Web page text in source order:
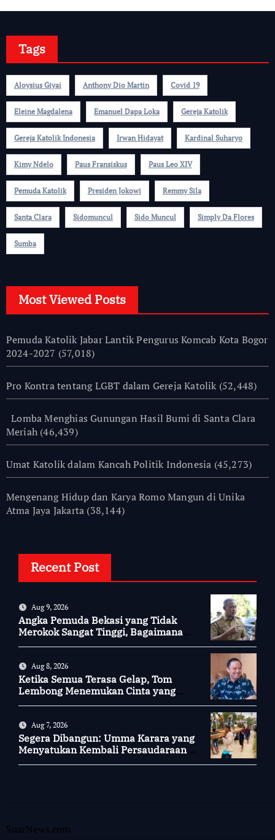
Tags
Aloysius Giyai Anthony Dio Martin Covid 19
Eleine Magdalena Emanuel Dapa Loka Gereja Katolik
Gereja Katolik Indonesia Irwan Hidayat Kardinal Suharyo
Kimy Ndelo Paus Fransiskus Paus Leo XIV
Pemuda Katolik Presiden Jokowi Remmy Sila
Santa Clara Sidomuncul Sido Muncul Simply Da Flores
Sumba
Most Viewed Posts
Pemuda Katolik Jabar Lantik Pengurus Komcab Kota Bogor
2024-2027 (57,018)
Pro Kontra tentang LGBT dalam Gereja Katolik (52,448)
Lomba Menghias Gunungan Hasil Bumi di Santa Clara
Meriah (46,439)
Umat Katolik dalam Kancah Politik Indonesia (45,273)
Mengenang Hidup dan Karya Romo Mangun di Unika
Atma Jaya Jakarta (38,144)
Recent Post
Aug 9, 2026
Angka Pemuda Bekasi yang Tidak
Merokok Sangat Tinggi, Bagaimana
Aug 8, 2026
Ketika Semua Terasa Gelap, Tom
Lembong Menemukan Cinta yang
Aug 7, 2026
Segera Dibangun: Umma Karara yang
Menyatukan Kembali Persaudaraan di
SuarNews.com